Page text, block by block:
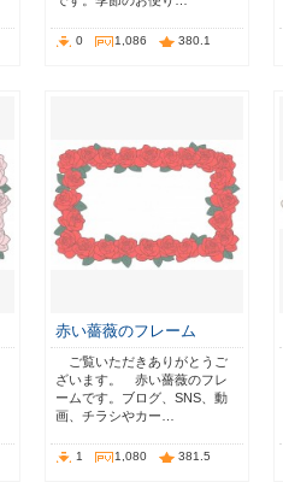
0 1,086 380.1
赤い薔薇のフレーム
ご覧いただきありがとうご
ざいます。 赤い薔薇のフレ
ームです。ブログ、SNS、動
画、チラシやカー…
1 1,080 381.5